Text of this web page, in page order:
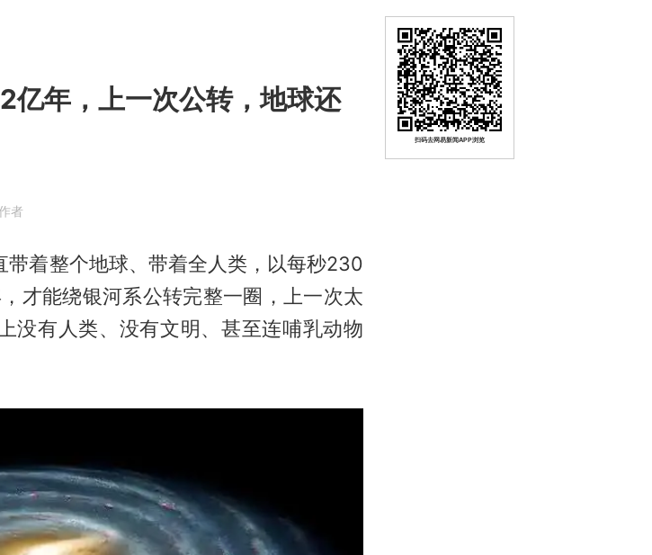
亿年，上一次公转，地球还
者
带着整个地球、带着全人类，以每秒230
才能绕银河系公转完整一圈，上一次太
没有人类、没有文明、甚至连哺乳动物
扫码去网易新闻APP浏览